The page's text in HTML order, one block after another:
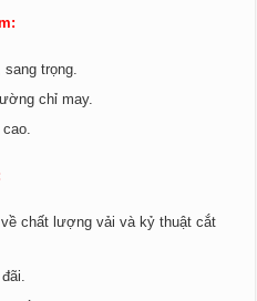
trọng.
chỉ may.
chất lượng vải và kỷ thuật cắt